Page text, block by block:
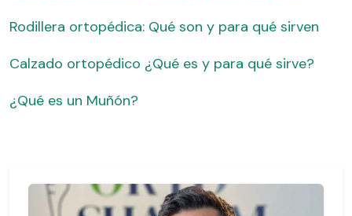
Rodillera ortopédica: Qué son y para qué sirven
Calzado ortopédico ¿Qué es y para qué sirve?
¿Qué es un Muñón?